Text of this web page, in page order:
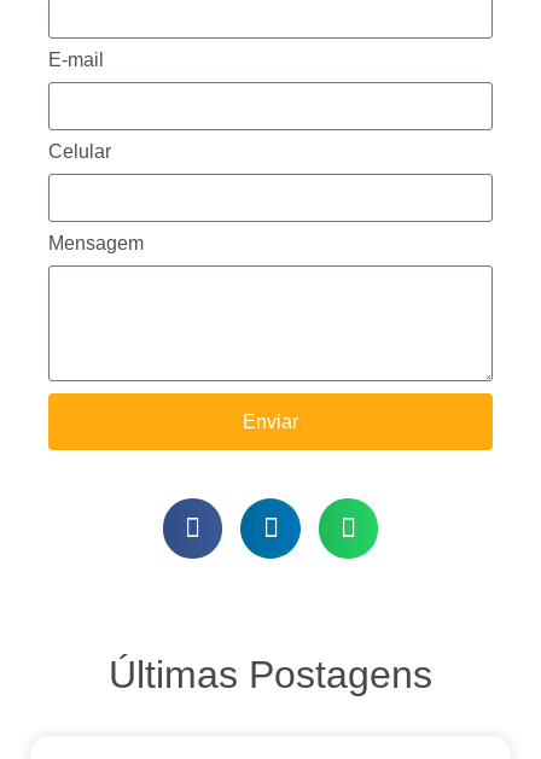
E-mail
Celular
Mensagem
Enviar
Últimas Postagens